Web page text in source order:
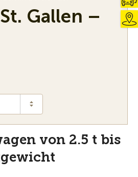
Gallen –
von 2.5 t bis